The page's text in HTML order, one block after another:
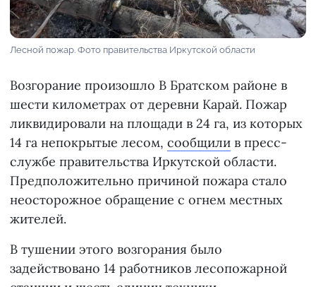
Лесной пожар. Фото правительства Иркутской области
Возгорание произошло В Братском районе в
шести километрах от деревни Карай. Пожар
ликвидировали на площади в 24 га, из которых
14 га непокрытые лесом, сообщили в пресс-
службе правительства Иркутской области.
Предположительно причиной пожара стало
неосторожное обращение с огнем местных
жителей.
В тушении этого возгорания было
задействовано 14 работников лесопожарной